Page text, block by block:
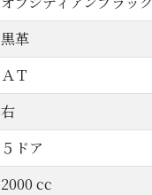
黒革
ＡＴ
右
５ドア
2000 cc